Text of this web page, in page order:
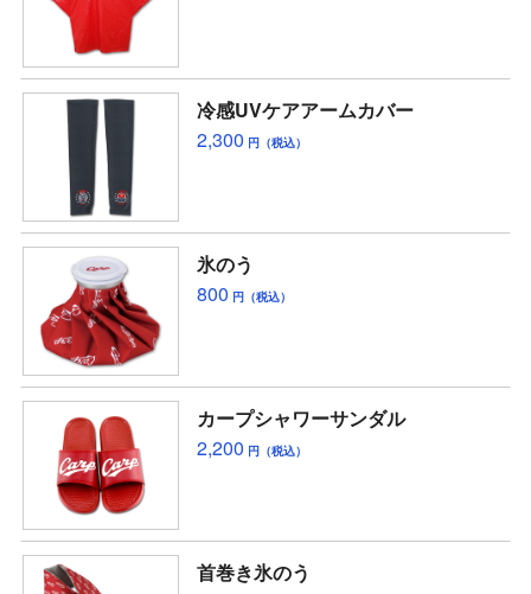
冷感UVケアアームカバー
2,300 円（税込）
氷のう
800 円（税込）
カープシャワーサンダル
2,200 円（税込）
首巻き氷のう